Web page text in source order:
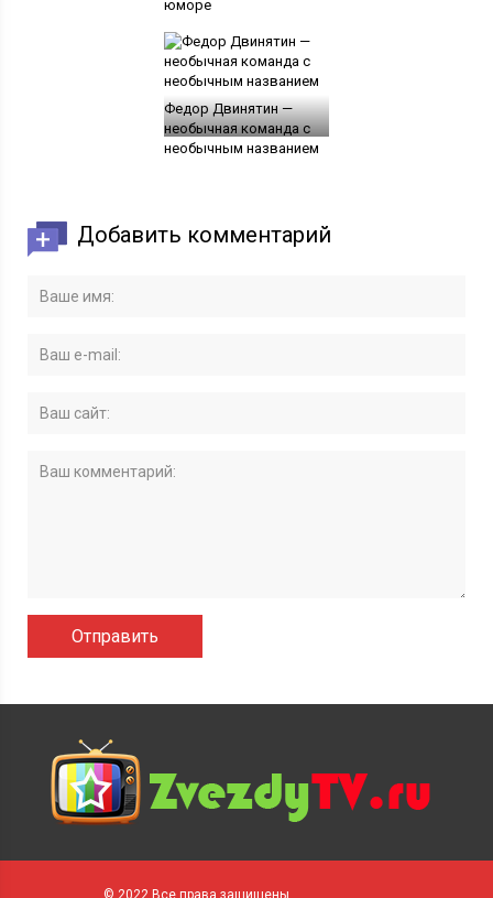
юморе
Федор Двинятин —
необычная команда с
необычным названием
Добавить комментарий
© 2022 Все права защищены